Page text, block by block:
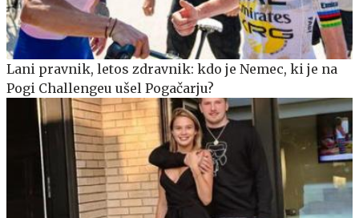
Lani pravnik, letos zdravnik: kdo je Nemec, ki je na
Pogi Challengeu ušel Pogačarju?